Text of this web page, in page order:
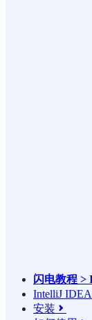
闪电教程 >
IntelliJ
安装 